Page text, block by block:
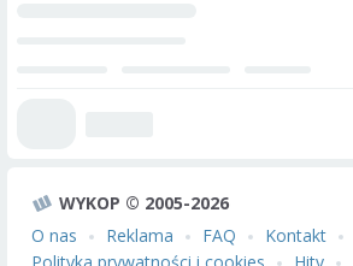
WYKOP © 2005-2026
O nas
Reklama FAQ Kontakt